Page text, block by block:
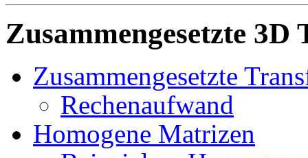
Zusammengesetzte
Zusammengesetzte
Rechenaufwand
Homogene Matrizen